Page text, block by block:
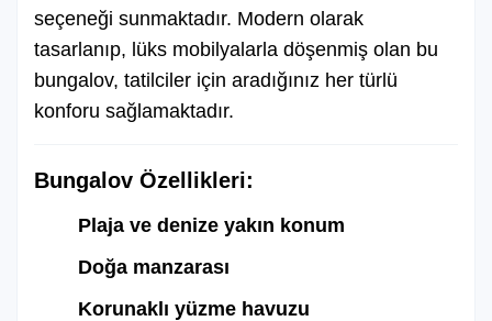
24 Mayıs 2025 / 25 Mayıs 2025
En az kiralama süresi: 2 Gece
9.000 ₺ Gecelik
26 Mayıs 2025 / 30 Mayıs 2025
En az kiralama süresi: 2 Gece
7.500 ₺ Gecelik
seçeneği sunmaktadır. Modern olarak
tasarlanıp, lüks mobilyalarla döşenmiş olan bu
bungalov, tatilciler için aradığınız her türlü
konforu sağlamaktadır.
Bungalov Özellikleri:
Plaja ve denize yakın konum
Doğa manzarası
Korunaklı yüzme havuzu